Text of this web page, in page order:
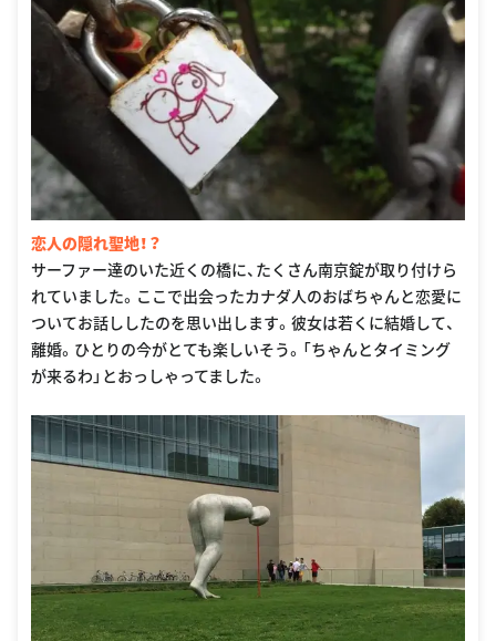
恋人の隠れ聖地！？
サーファー達のいた近くの橋に、たくさん南京錠が取り付けら
れていました。ここで出会ったカナダ人のおばちゃんと恋愛に
ついてお話ししたのを思い出します。彼女は若くに結婚して、
離婚。ひとりの今がとても楽しいそう。「ちゃんとタイミング
が来るわ」とおっしゃってました。